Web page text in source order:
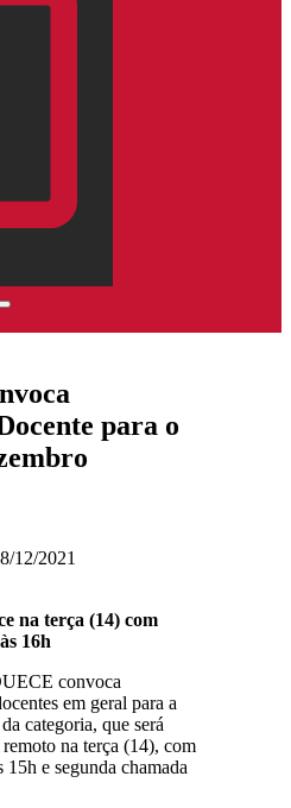
para o
12/2021
na terça (14) com
16h
convoca
em geral para a
categoria, que será
na terça (14), com
15h e segunda chamada